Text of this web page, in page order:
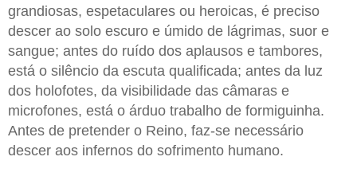
grandiosas, espetaculares ou heroicas, é preciso
descer ao solo escuro e úmido de lágrimas, suor e
sangue; antes do ruído dos aplausos e tambores,
está o silêncio da escuta qualificada; antes da luz
dos holofotes, da visibilidade das câmaras e
microfones, está o árduo trabalho de formiguinha.
Antes de pretender o Reino, faz-se necessário
descer aos infernos do sofrimento humano.